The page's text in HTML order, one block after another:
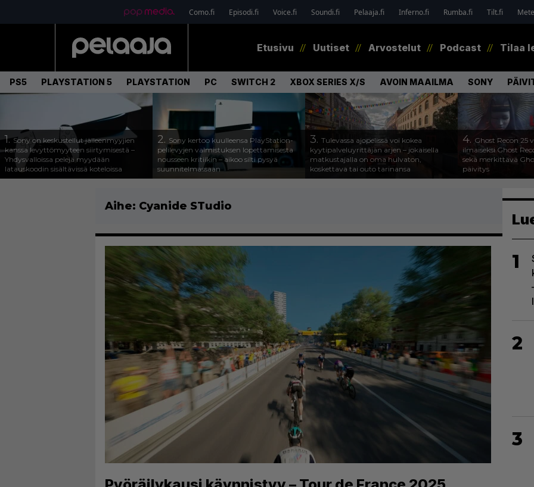
Como.fi Episodi.fi Voice.fi Soundi.fi Pelaaja.fi Inferno.fi Rumba.fi Tilt.fi
Etusivu Uutiset Arvostelut Podcast Tilaa
PS5 PLAYSTATION 5 PLAYSTATION PC SWITCH 2 XBOX SERIES X/S AVOIN MAAILMA SONY
1.Sony on keskustellut jälleenmyyjien
kanssa levyttömyyteen siirtymisestä –
Yhdysvalloissa pelejä myydään
latauskoodin sisältävissä koteloissa
2. Sony kertoo kuulleensa PlayStation-
pelilevyjen valmistuksen lopettamisesta
nousseen kritiikin – aikoo silti pysyä
suunnitelmassaan
3. Tulevassa ajopelissä voi kokea
kyytipalveluyrittäjän arjen – jokaisella
matkustajalla on oma hulvaton,
koskettava tai outo tarinansa
4. Ghost Recon 25
ilmaiseksi Ghost
sekä merkittävä
päivitys
Aihe: Cyanide STudio
1
2
3